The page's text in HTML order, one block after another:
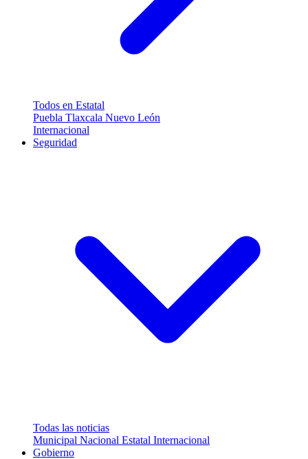
Todos en Estatal
Puebla Tlaxcala Nuevo León
Internacional
Seguridad
Todas las noticias
Municipal Nacional Estatal Internacional
Gobierno